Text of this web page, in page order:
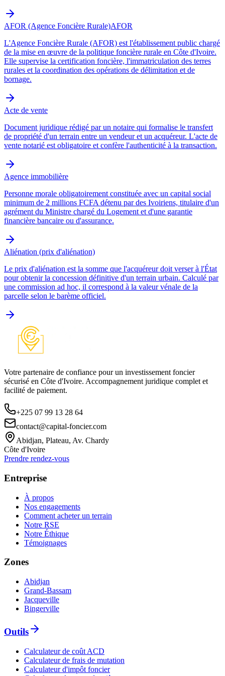
AFOR (Agence Foncière Rurale)AFOR
L'Agence Foncière Rurale (AFOR) est l'établissement public chargé
de la mise en œuvre de la politique foncière rurale en Côte d'Ivoire.
Elle supervise la certification foncière, l'immatriculation des terres
rurales et la coordination des opérations de délimitation et de
bornage.
Acte de vente
Document juridique rédigé par un notaire qui formalise le transfert
de propriété d'un terrain entre un vendeur et un acquéreur. L'acte de
vente notarié est obligatoire et confère l'authenticité à la transaction.
Agence immobilière
Personne morale obligatoirement constituée avec un capital social
minimum de 2 millions FCFA détenu par des Ivoiriens, titulaire d'un
agrément du Ministre chargé du Logement et d'une garantie
financière bancaire ou d'assurance.
Aliénation (prix d'aliénation)
Le prix d'aliénation est la somme que l'acquéreur doit verser à l'État
pour obtenir la concession définitive d'un terrain urbain. Calculé par
une commission ad hoc, il correspond à la valeur vénale de la
parcelle selon le barème officiel.
Votre partenaire de confiance pour un investissement foncier
sécurisé en Côte d'Ivoire. Accompagnement juridique complet et
facilité de paiement.
+225 07 99 13 28 64
contact@capital-foncier.com
Abidjan, Plateau, Av. Chardy
Côte d'Ivoire
Prendre rendez-vous
Entreprise
À propos
Nos engagements
Comment acheter un terrain
Notre RSE
Notre Éthique
Témoignages
Zones
Abidjan
Grand-Bassam
Jacqueville
Bingerville
Outils
Calculateur de coût ACD
Calculateur de frais de mutation
Calculateur d'impôt foncier